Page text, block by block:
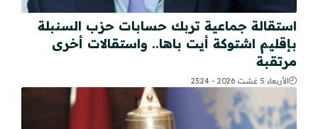
استقالة جماعية تربك حسابات حزب السنبلة
بإقليم اشتوكة أيت باها.. واستقالات أخرى
مرتقبة
الأربعاء 5 غشت 2026 - 23:24